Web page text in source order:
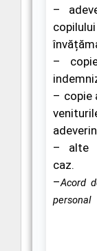
–
–
– copie
– alte
caz.
–Acord
personal